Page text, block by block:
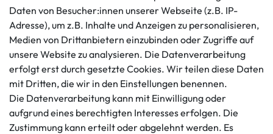
Kundenservice
+49 421 596586
Mo. - Fr. 9 - 16 Uhr
info@gameworld.de
Kontaktformular
Rechtliches
AGB
Impressum
Datenschutzerklärung
Barrierefreiheitserklärung
Widerrufs­recht
Vertrag widerrufen
Informationen Zahlungsmöglichkeiten
Daten von Besucher:innen unserer Webseite (z.B. IP-
Adresse), um z.B. Inhalte und Anzeigen zu personalisieren,
Medien von Drittanbietern einzubinden oder Zugriffe auf
unsere Website zu analysieren. Die Datenverarbeitung
erfolgt erst durch gesetzte Cookies. Wir teilen diese Daten
mit Dritten, die wir in den Einstellungen benennen.
Die Datenverarbeitung kann mit Einwilligung oder
aufgrund eines berechtigten Interesses erfolgen. Die
Zustimmung kann erteilt oder abgelehnt werden. Es